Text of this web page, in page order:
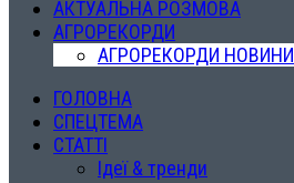
АКТУАЛЬНА РОЗМОВА
АГРОРЕКОРДИ
АГРОРЕКОРДИ НОВИНИ
ГОЛОВНА
СПЕЦТЕМА
СТАТТІ
Ідеї & тренди